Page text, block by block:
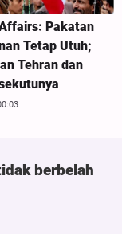
Pakatan
Tetap Utuh;
Tehran dan
berbelah